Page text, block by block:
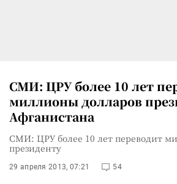
СМИ: ЦРУ более 10 лет
миллионы долларов
Афганистана
СМИ: ЦРУ более 10 лет переводит
президенту
29 апреля 2013, 07:21 54